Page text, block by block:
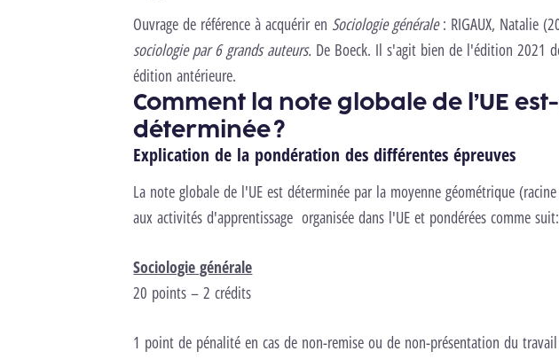
Ouvrage de référence à acquérir en Sociologie générale: RIGAUX, Natalie
sociologie par 6 grands auteurs. De Boeck. Il s'agit bien de l'édition 2021
édition antérieure.
Comment la note globale de l’UE
déterminée ?
Explication de la pondération des différentes épreuves
La note globale de l'UE est déterminée par la moyenne géométrique
aux activités d'apprentissage organisée dans l'UE et pondérées comme suit:
Sociologie générale
20 points – 2 crédits
1 point de pénalité en cas de non-remise ou de non-présentation du